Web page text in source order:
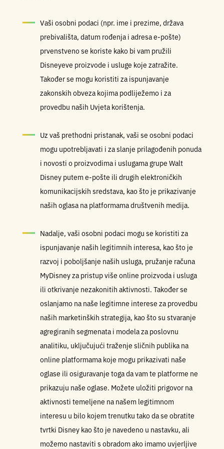
Vaši osobni podaci (npr. ime i prezime, država
prebivališta, datum rođenja i adresa e-pošte)
prvenstveno se koriste kako bi vam pružili
Disneyeve proizvode i usluge koje zatražite.
Također se mogu koristiti za ispunjavanje
zakonskih obveza kojima podliježemo i za
provedbu naših Uvjeta korištenja.
Uz vaš prethodni pristanak, vaši se osobni podaci
mogu upotrebljavati i za slanje prilagođenih ponuda
i novosti o proizvodima i uslugama grupe Walt
Disney putem e-pošte ili drugih elektroničkih
komunikacijskih sredstava, kao što je prikazivanje
naših oglasa na platformama društvenih medija.
Nadalje, vaši osobni podaci mogu se koristiti za
ispunjavanje naših legitimnih interesa, kao što je
razvoj i poboljšanje naših usluga, pružanje računa
MyDisney za pristup više online proizvoda i usluga
ili otkrivanje nezakonitih aktivnosti. Također se
oslanjamo na naše legitimne interese za provedbu
naših marketinških strategija, kao što su stvaranje
agregiranih segmenata i modela za poslovnu
analitiku, uključujući traženje sličnih publika na
online platformama koje mogu prikazivati naše
oglase ili osiguravanje toga da vam te platforme ne
prikazuju naše oglase. Možete uložiti prigovor na
aktivnosti temeljene na našem legitimnom
interesu u bilo kojem trenutku tako da se obratite
tvrtki Disney kao što je navedeno u nastavku, ali
možemo nastaviti s obradom ako imamo uvjerljive